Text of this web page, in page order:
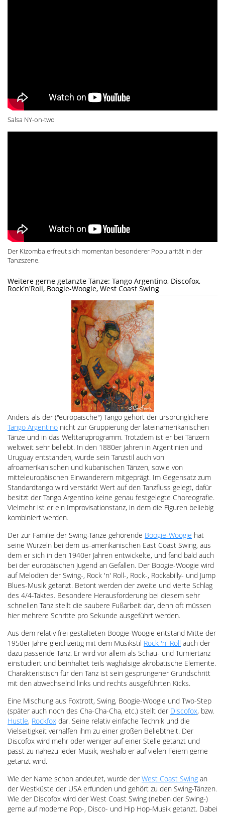
Salsa NY-on-two
Der Kizomba erfreut sich momentan besonderer Popularität in der
Tanzszene.
Weitere gerne getanzte Tänze: Tango Argentino, Discofox,
Rock'n'Roll, Boogie-Woogie, West Coast Swing
Anders als der ("europäische") Tango gehört der ursprünglichere
Tango Argentino nicht zur Gruppierung der lateinamerikanischen
Tänze und in das Welttanzprogramm. Trotzdem ist er bei Tänzern
weltweit sehr beliebt. In den 1880er Jahren in Argentinien und
Uruguay entstanden, wurde sein Tanzstil auch von
afroamerikanischen und kubanischen Tänzen, sowie von
mitteleuropäischen Einwanderern mitgeprägt. Im Gegensatz zum
Standardtango wird verstärkt Wert auf den Tanzfluss gelegt, dafür
besitzt der Tango Argentino keine genau festgelegte Choreografie.
Vielmehr ist er ein Improvisationstanz, in dem die Figuren beliebig
kombiniert werden.
Der zur Familie der Swing-Tänze gehörende Boogie-Woogie hat
seine Wurzeln bei dem us-amerikanischen East Coast Swing, aus
dem er sich in den 1940er Jahren entwickelte, und fand bald auch
bei der europäischen Jugend an Gefallen. Der Boogie-Woogie wird
auf Melodien der Swing-, Rock 'n' Roll-, Rock-, Rockabilly- und Jump
Blues-Musik getanzt. Betont werden der zweite und vierte Schlag
des 4/4-Taktes. Besondere Herausforderung bei diesem sehr
schnellen Tanz stellt die saubere Fußarbeit dar, denn oft müssen
hier mehrere Schritte pro Sekunde ausgeführt werden.
Aus dem relativ frei gestalteten Boogie-Woogie entstand Mitte der
1950er Jahre gleichzeitig mit dem Musikstil Rock 'n' Roll auch der
dazu passende Tanz. Er wird vor allem als Schau- und Turniertanz
einstudiert und beinhaltet teils waghalsige akrobatische Elemente.
Charakteristisch für den Tanz ist sein gesprungener Grundschritt
mit den abwechselnd links und rechts ausgeführten Kicks.
Eine Mischung aus Foxtrott, Swing, Boogie-Woogie und Two-Step
(später auch noch des Cha-Cha-Cha, etc.) stellt der Discofox, bzw.
Hustle, Rockfox dar. Seine relativ einfache Technik und die
Vielseitigkeit verhalfen ihm zu einer großen Beliebtheit. Der
Discofox wird mehr oder weniger auf einer Stelle getanzt und
passt zu nahezu jeder Musik, weshalb er auf vielen Feiern gerne
getanzt wird.
Wie der Name schon andeutet, wurde der West Coast Swing an
der Westküste der USA erfunden und gehört zu den Swing-Tänzen.
Wie der Discofox wird der West Coast Swing (neben der Swing-)
gerne auf moderne Pop-, Disco- und Hip Hop-Musik getanzt. Dabei